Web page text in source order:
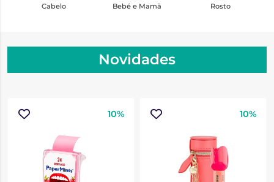
Cabelo Bebé e Mamã Rosto
Novidades
10% 10%